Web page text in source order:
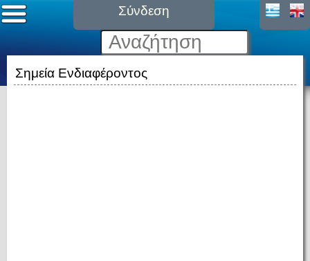
Σύνδεση
Σημεία Ενδιαφέροντος